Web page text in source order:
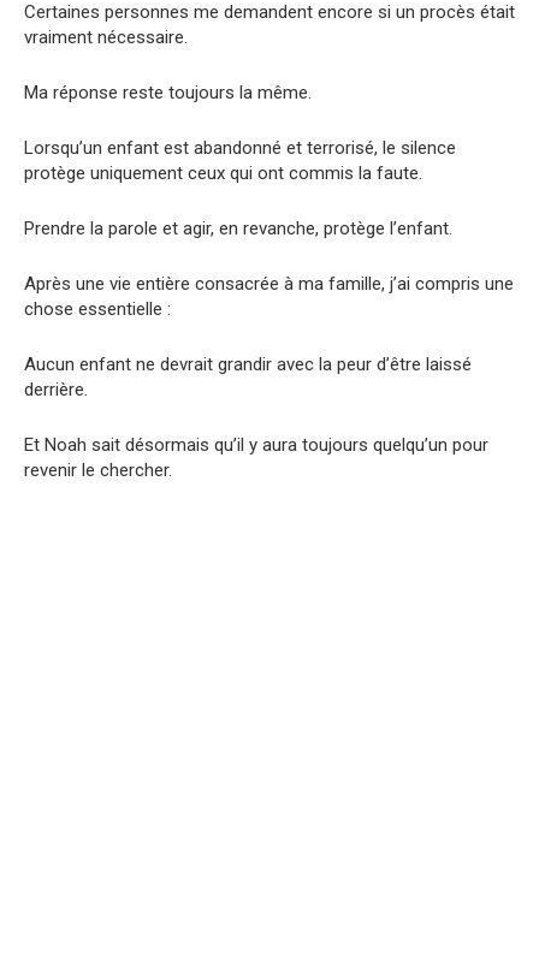
Certaines personnes me demandent encore si un procès était
vraiment nécessaire.
Ma réponse reste toujours la même.
Lorsqu’un enfant est abandonné et terrorisé, le silence
protège uniquement ceux qui ont commis la faute.
Prendre la parole et agir, en revanche, protège l’enfant.
Après une vie entière consacrée à ma famille, j’ai compris une
chose essentielle :
Aucun enfant ne devrait grandir avec la peur d’être laissé
derrière.
Et Noah sait désormais qu’il y aura toujours quelqu’un pour
revenir le chercher.